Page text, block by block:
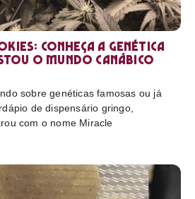
conheça a genética
o mundo canábico
sobre genéticas famosas ou já
de dispensário gringo,
com o nome Miracle